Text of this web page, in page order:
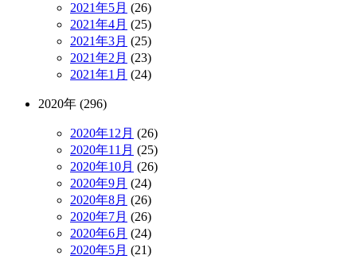
2021年5月 (26)
2021年4月 (25)
2021年3月 (25)
2021年2月 (23)
2021年1月 (24)
2020年 (296)
2020年12月 (26)
2020年11月 (25)
2020年10月 (26)
2020年9月 (24)
2020年8月 (26)
2020年7月 (26)
2020年6月 (24)
2020年5月 (21)